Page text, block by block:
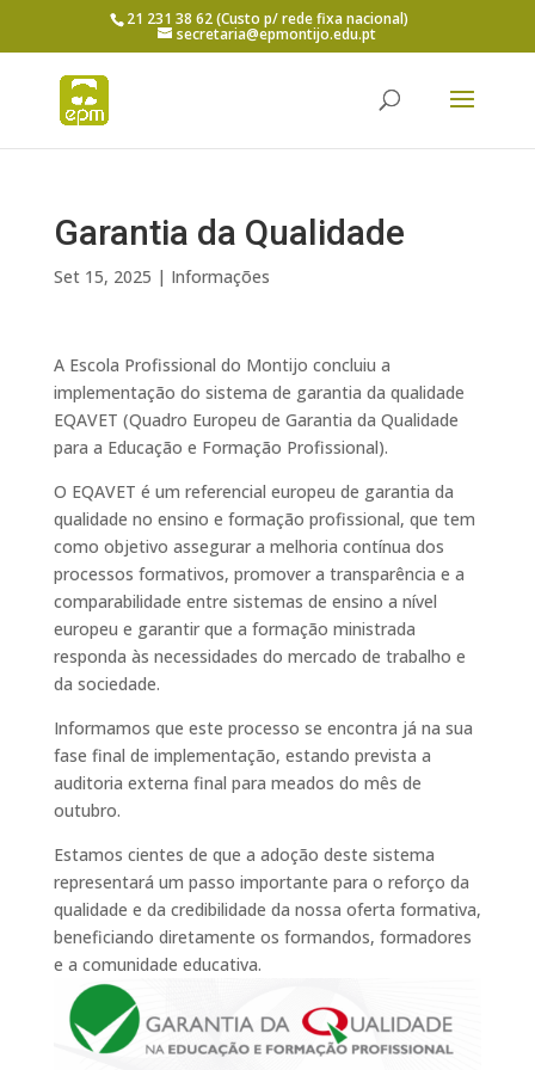
21 231 38 62 (Custo p/ rede fixa nacional)
secretaria@epmontijo.edu.pt
Garantia da Qualidade
Set 15, 2025 | Informações
A Escola Profissional do Montijo concluiu a
implementação do sistema de garantia da qualidade
EQAVET (Quadro Europeu de Garantia da Qualidade
para a Educação e Formação Profissional).
O EQAVET é um referencial europeu de garantia da
qualidade no ensino e formação profissional, que tem
como objetivo assegurar a melhoria contínua dos
processos formativos, promover a transparência e a
comparabilidade entre sistemas de ensino a nível
europeu e garantir que a formação ministrada
responda às necessidades do mercado de trabalho e
da sociedade.
Informamos que este processo se encontra já na sua
fase final de implementação, estando prevista a
auditoria externa final para meados do mês de
outubro.
Estamos cientes de que a adoção deste sistema
representará um passo importante para o reforço da
qualidade e da credibilidade da nossa oferta formativa,
beneficiando diretamente os formandos, formadores
e a comunidade educativa.